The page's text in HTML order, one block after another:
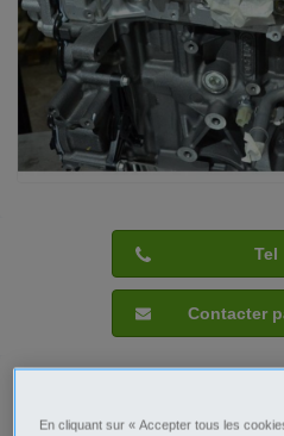
Tel
Contacter
Signaler
En cliquant sur « Accepter tous les